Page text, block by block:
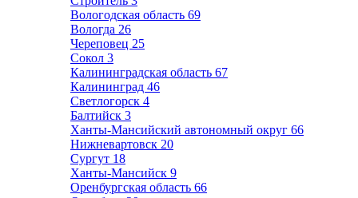
Вологодская область 69
Вологда 26
Череповец 25
Сокол 3
Калининградская область 67
Калининград 46
Светлогорск 4
Балтийск 3
Ханты-Мансийский автономный округ 66
Нижневартовск 20
Сургут 18
Ханты-Мансийск 9
Оренбургская область 66